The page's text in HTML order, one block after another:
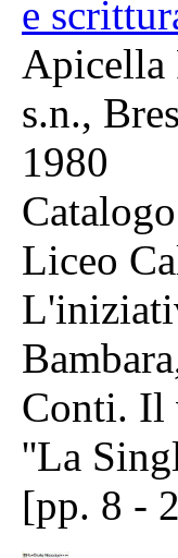
e
Apicella
s.n.,
1980
Liceo
Conti. Il
''La
[pp. 8 -